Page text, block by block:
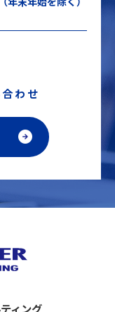
わせ
ィング